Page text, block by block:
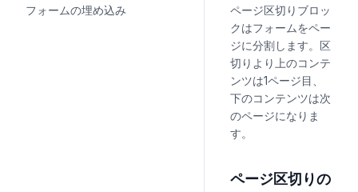
フォームの埋め込み
ページ区切りブロッ
クはフォームをペー
ジに分割します。区
切りより上のコンテ
ンツは1ページ目、
下のコンテンツは次
のページになりま
す。
ページ区切りの